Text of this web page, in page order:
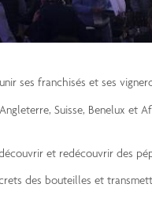
ses franchisés et ses
Suisse, Benelux et
et redécouvrir des
des bouteilles et